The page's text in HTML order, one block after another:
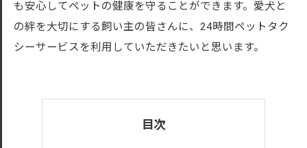
も安心してペットの健康を守ることができます。愛犬と
の絆を大切にする飼い主の皆さんに、24時間ペットタク
シーサービスを利用していただきたいと思います。
目次